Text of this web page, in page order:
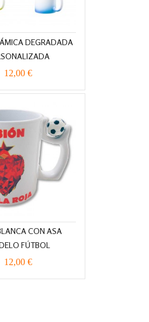
DEGRADADA
12,00 €
CON ASA
FÚTBOL
12,00 €